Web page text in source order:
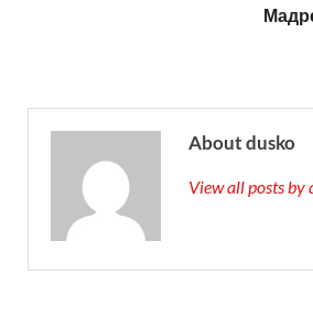
About dusko
View all posts by